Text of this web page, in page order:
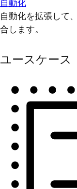
自動化
自動化を拡張して
合します。
ユースケース